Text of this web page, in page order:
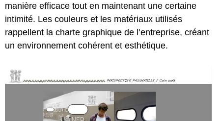
manière efficace tout en maintenant une certaine
intimité. Les couleurs et les matériaux utilisés
rappellent la charte graphique de l’entreprise, créant
un environnement cohérent et esthétique.